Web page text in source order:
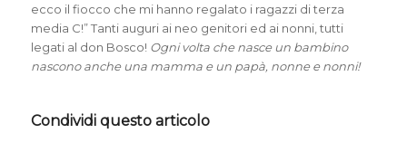
ecco il fiocco che mi hanno regalato i ragazzi di terza
media C!” Tanti auguri ai neo genitori ed ai nonni, tutti
legati al don Bosco! Ogni volta che nasce un bambino
nascono anche una mamma e un papà, nonne e nonni!
Condividi questo articolo